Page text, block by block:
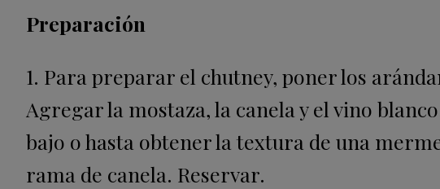
Preparación
1. Para preparar el chutney, poner los
Agregar la mostaza, la canela y el vino
bajo o hasta obtener la textura de una
rama de canela. Reservar.